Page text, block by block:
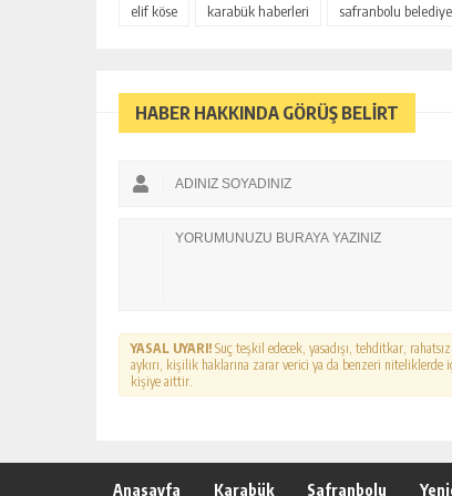
elif köse karabük haberleri safranbolu
HABER HAKKINDA GÖRÜŞ BELİRT
YASAL UYARI! Suç teşkil edecek, yasadışı, tehditkar,
aykırı, kişilik haklarına zarar verici ya da benzeri
kişiye aittir.
Anasayfa Karabük Safranbolu